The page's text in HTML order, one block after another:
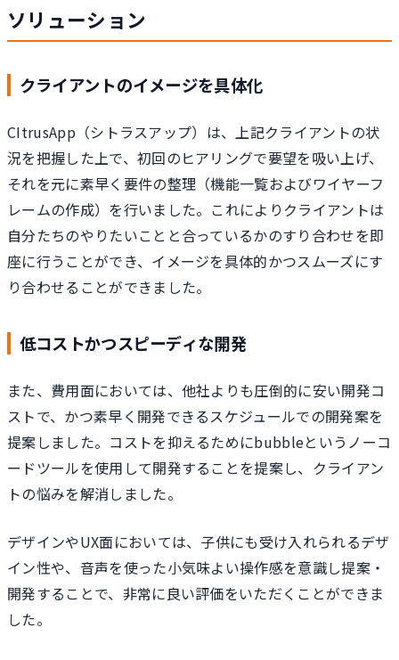
ソリューション
クライアントのイメージを具体化
CItrusApp（シトラスアップ）は、上記クライアントの状
況を把握した上で、初回のヒアリングで要望を吸い上げ、
それを元に素早く要件の整理（機能一覧およびワイヤーフ
レームの作成）を行いました。これによりクライアントは
自分たちのやりたいことと合っているかのすり合わせを即
座に行うことができ、イメージを具体的かつスムーズにす
り合わせることができました。
低コストかつスピーディな開発
また、費用面においては、他社よりも圧倒的に安い開発コ
ストで、かつ素早く開発できるスケジュールでの開発案を
提案しました。コストを抑えるためにbubbleというノーコ
ードツールを使用して開発することを提案し、クライアン
トの悩みを解消しました。
デザインやUX面においては、子供にも受け入れられるデザ
イン性や、音声を使った小気味よい操作感を意識し提案・
開発することで、非常に良い評価をいただくことができま
した。